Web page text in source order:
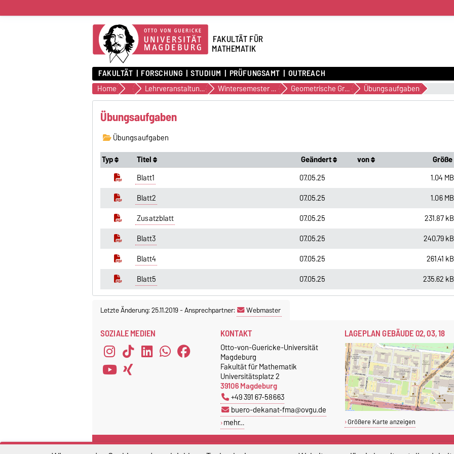
FAKULTÄT FÜR
MATHEMATIK
FAKULTÄT FORSCHUNG STUDIUM PRÜFUNGSAMT OUTREACH
Home IAG Lehrveranstaltungen Wintersemester 2019/2020 Geometrische Gruppentheorie Übungsaufgaben
Übungsaufgaben
Übungsaufgaben
Typ
Titel Geändert von
Größe
Blatt1
07.05.25
1.04 MB
Blatt2
07.05.25
1.06 MB
Zusatzblatt
07.05.25
231.87 kB
Blatt3
07.05.25
240.79 kB
Blatt4
07.05.25
261.41 kB
Blatt5
07.05.25 235.62 kB
Letzte Änderung: 25.11.2019-Ansprechpartner: Webmaster
SOZIALE MEDIEN KONTAKT
Otto-von-Guericke-Universität
Magdeburg
Fakultät für Mathematik
Universitätsplatz 2
39106 Magdeburg
+49 391 67-58663
buero-dekanat-fma@ovgu.de
mehr…
LAGEPLAN GEBÄUDE 02, 03, 18
Größere Karte anzeigen
CHE HOCHSCHULRANKING DEKANAT STUDIERENDENBÜRO